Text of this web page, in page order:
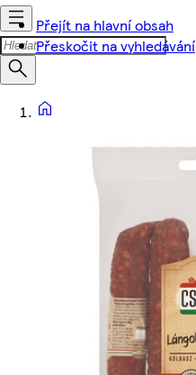
Přejít na hlavní obsah
Přeskočit na vyhledávání